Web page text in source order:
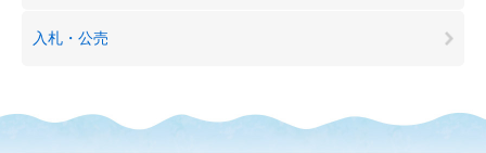
入札・公売